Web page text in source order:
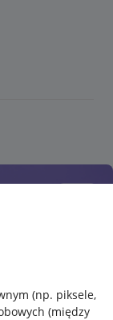
(np. piksele,
(między